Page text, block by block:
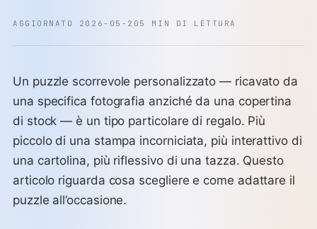
AGGIORNATO 2026-05-20 5 MIN DI LETTURA
Un puzzle scorrevole personalizzato — ricavato da
una specifica fotografia anziché da una copertina
di stock — è un tipo particolare di regalo. Più
piccolo di una stampa incorniciata, più interattivo di
una cartolina, più riflessivo di una tazza. Questo
articolo riguarda cosa scegliere e come adattare il
puzzle all’occasione.